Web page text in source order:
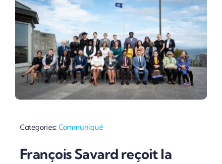
Categories: Communiqué
François Savard reçoit la